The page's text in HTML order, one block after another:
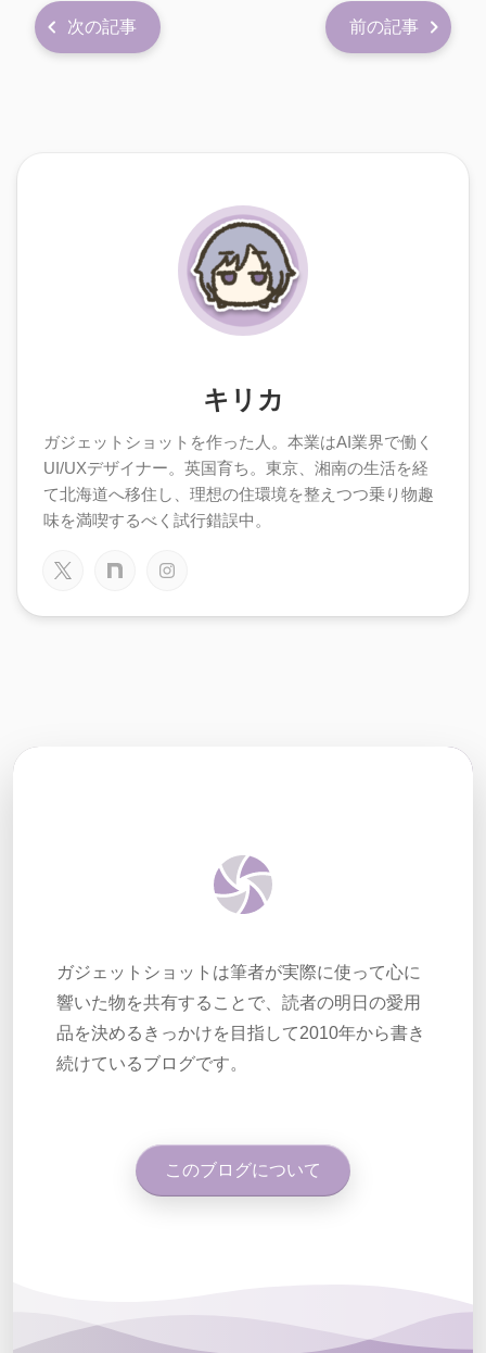
次の記事 前の記事
キリカ
ガジェットショットを作った人。本業はAI業界で働く
UI/UXデザイナー。英国育ち。東京、湘南の生活を経
て北海道へ移住し、理想の住環境を整えつつ乗り物趣
味を満喫するべく試行錯誤中。
ガジェットショットは筆者が実際に使って心に
響いた物を共有することで、読者の明日の愛用
品を決めるきっかけを目指して2010年から書き
続けているブログです。
このブログについて